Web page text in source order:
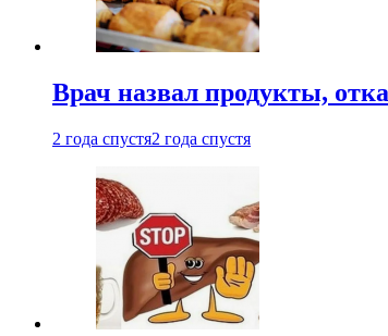
Врач назвал продукты,
2 года спустя2 года спустя